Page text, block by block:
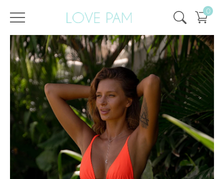
0
Strona główna Góra i dół,Gisele , Szczyt ,EKOLOGICZNY GÓRA Gisele Pomarańczowa